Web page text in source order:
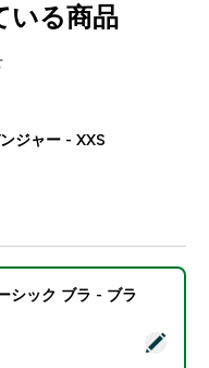
いる商品
ジャー - XXS
ース ベーシック ブラ -
シック ブラ - ブラ